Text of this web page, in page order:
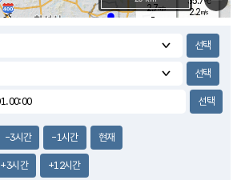
2.2m/s
2.7m/s
2.7m/s
-
-3시간 -1시간 현재
+3시간 +12시간